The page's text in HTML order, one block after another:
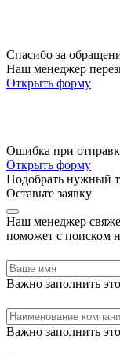
Спасибо за
Наш менеджер
Открыть форму
Ошибка при
Открыть форму
Подобрать нужный
Оставьте заявку
Наш менеджер
поможет с поиском
Важно заполнить
Важно заполнить